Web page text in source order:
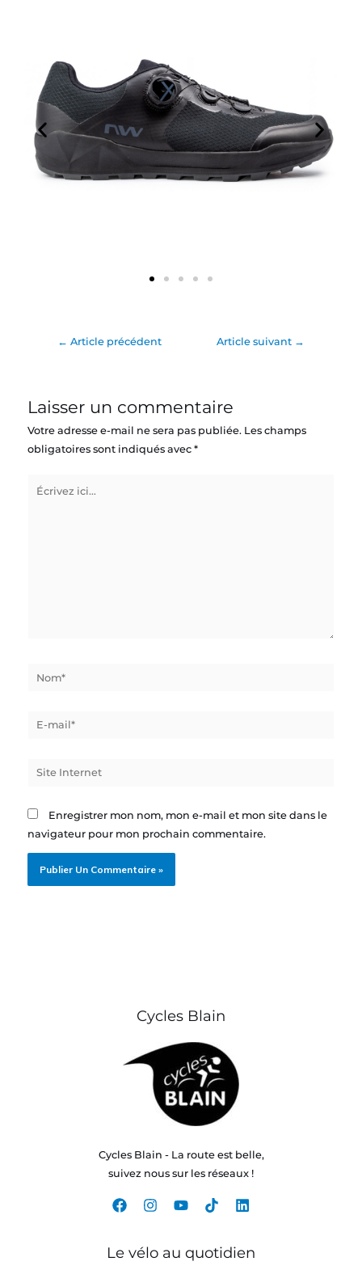
ir 2
← Article précédent Article suivant →
Laisser un commentaire
Votre adresse e-mail ne sera pas publiée. Les champs
obligatoires sont indiqués avec*
Nom*
E-
Site
Enregistrer mon nom, mon e-mail et mon site dans le
navigateur pour mon prochain commentaire.
Cycles Blain
Cycles Blain - La route est belle,
suivez nous sur les réseaux !
Le vélo au quotidien